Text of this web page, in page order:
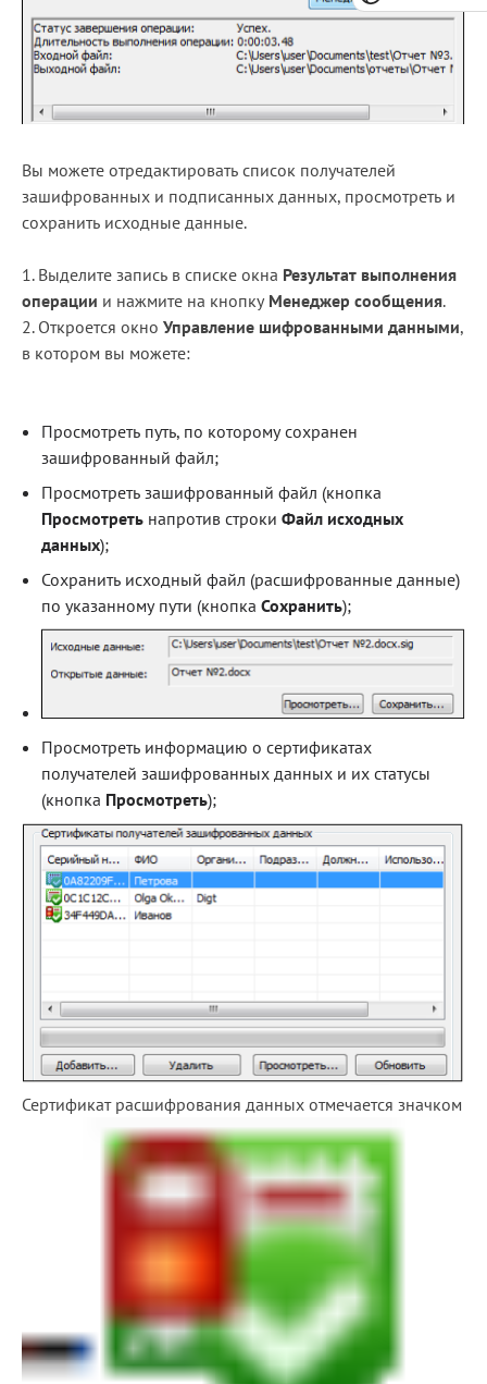
Вы можете отредактировать список получателей
зашифрованных и подписанных данных, просмотреть и
сохранить исходные данные.
1. Выделите запись в списке окна Результат выполнения
операции и нажмите на кнопку Менеджер сообщения.
2. Откроется окно Управление шифрованными данными,
в котором вы можете:
Просмотреть путь, по которому сохранен
зашифрованный файл;
Просмотреть зашифрованный файл (кнопка
Просмотреть напротив строки Файл исходных
данных);
Сохранить исходный файл (расшифрованные данные)
по указанному пути (кнопка Сохранить);
Просмотреть информацию о сертификатах
получателей зашифрованных данных и их статусы
(кнопка Просмотреть);
Сертификат расшифрования данных отмечается значком